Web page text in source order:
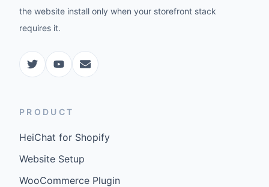
the website install only when your storefront stack
requires it.
PRODUCT
HeiChat for Shopify
Website Setup
WooCommerce Plugin